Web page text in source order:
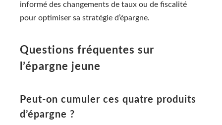
informé des changements de taux ou de fiscalité
pour optimiser sa stratégie d’épargne.
Questions fréquentes sur
l’épargne jeune
Peut-on cumuler ces quatre produits
d’épargne ?